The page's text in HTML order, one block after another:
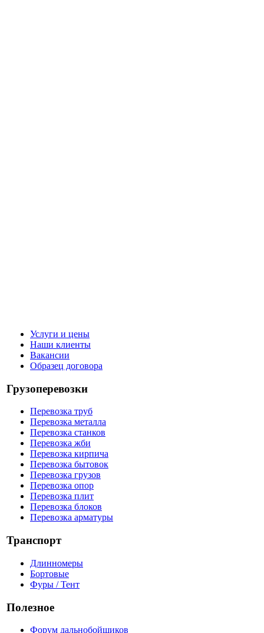
Услуги и цены
Наши клиенты
Вакансии
Образец договора
Грузоперевозки
Перевозка труб
Перевозка металла
Перевозка станков
Перевозка жби
Перевозка кирпича
Перевозка бытовок
Перевозка грузов
Перевозка опор
Перевозка плит
Перевозка блоков
Перевозка арматуры
Транспорт
Длинномеры
Бортовые
Фуры / Тент
Полезное
Форум дальнобойщиков